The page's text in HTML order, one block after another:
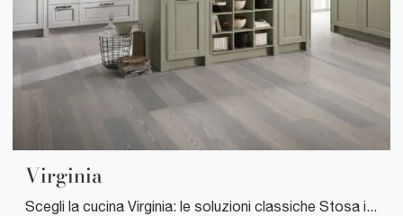
Virginia
Scegli la cucina Virginia: le soluzioni classiche Stosa in legno sono garanzia di qualità, stile e design.